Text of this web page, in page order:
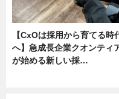
【CxOは採用から育てる時
へ】急成長企業クオンティ
が始める新しい採…